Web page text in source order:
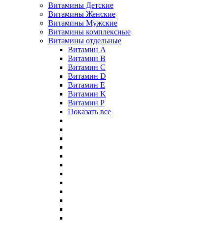
Витамины Детские
Витамины Женские
Витамины Мужские
Витамины комплексные
Витамины отдельные
Витамин A
Витамин B
Витамин C
Витамин D
Витамин E
Витамин K
Витамин P
Показать все